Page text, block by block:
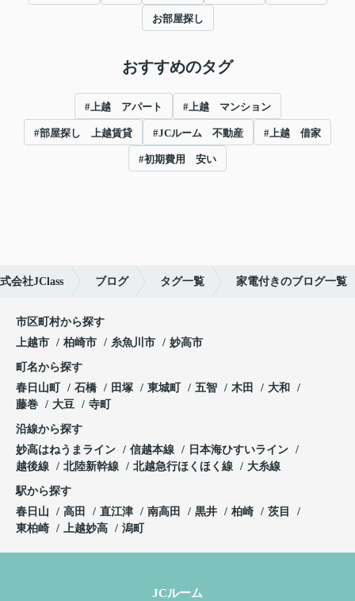
お部屋探し
おすすめのタグ
#上越 アパート #上越 マンション
#部屋探し 上越賃貸 #JCルーム 不動産 #上越 借家
#初期費用 安い
会社JClass ブログ タグ一覧 家電付きのブログ一覧
市区町村から探す
上越市
柏崎市 糸魚川市 妙高市
町名から探す
春日山町
石橋 田塚 東城町 五智 木田
大和
藤巻
大豆 寺町
沿線から探す
妙高はねうまライン
信越本線
日本海ひすいライン
越後線
北陸新幹線 北越急行ほくほく線 大糸線
駅から探す
春日山
高田 直江津 南高田 黒井 柏崎
茨目
東柏崎
上越妙高 潟町
JCルーム